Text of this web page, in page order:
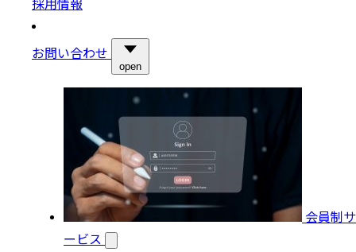
採用情報
お問い合わせ
open
会員制サ
ービス